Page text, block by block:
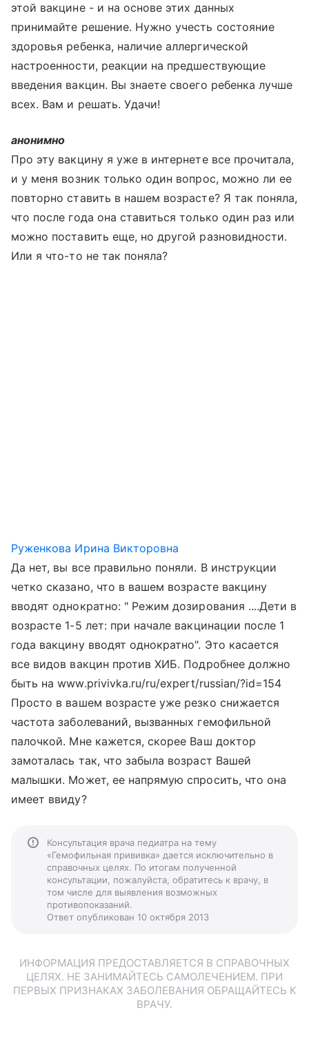
этой вакцине - и на основе этих данных
принимайте решение. Нужно учесть состояние
здоровья ребенка, наличие аллергической
настроенности, реакции на предшествующие
введения вакцин. Вы знаете своего ребенка лучше
всех. Вам и решать. Удачи!
анонимно
Про эту вакцину я уже в интернете все прочитала,
и у меня возник только один вопрос, можно ли ее
повторно ставить в нашем возрасте? Я так поняла,
что после года она ставиться только один раз или
можно поставить еще, но другой разновидности.
Или я что-то не так поняла?
Руженкова Ирина Викторовна
Да нет, вы все правильно поняли. В инструкции
четко сказано, что в вашем возрасте вакцину
вводят однократно: " Режим дозирования ....Дети в
возрасте 1-5 лет: при начале вакцинации после 1
года вакцину вводят однократно". Это касается
все видов вакцин против ХИБ. Подробнее должно
быть на www.privivka.ru/ru/expert/russian/?id=154
Просто в вашем возрасте уже резко снижается
частота заболеваний, вызванных гемофильной
палочкой. Мне кажется, скорее Ваш доктор
замоталась так, что забыла возраст Вашей
малышки. Может, ее напрямую спросить, что она
имеет ввиду?
Консультация врача педиатра на тему
«Гемофильная прививка» дается исключительно в
справочных целях. По итогам полученной
консультации, пожалуйста, обратитесь к врачу, в
том числе для выявления возможных
противопоказаний.
Ответ опубликован 10 октября 2013
ИНФОРМАЦИЯ ПРЕДОСТАВЛЯЕТСЯ В СПРАВОЧНЫХ
ЦЕЛЯХ. НЕ ЗАНИМАЙТЕСЬ САМОЛЕЧЕНИЕМ. ПРИ
ПЕРВЫХ ПРИЗНАКАХ ЗАБОЛЕВАНИЯ ОБРАЩАЙТЕСЬ К
ВРАЧУ.